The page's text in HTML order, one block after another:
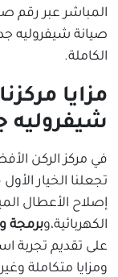
المباشر عبر رقم
صيانة شيفروليه
الكاملة.
مزايا
شيفروليه
في مركز الركن
تجعلنا الخيار
إصلاح الأعطال
الكهربائية،وبرمجة
على تقديم تجربة
ومزايا متكاملة